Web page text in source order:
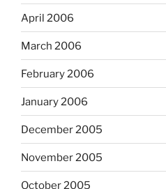
April 2006
March 2006
February 2006
January 2006
December 2005
November 2005
October 2005